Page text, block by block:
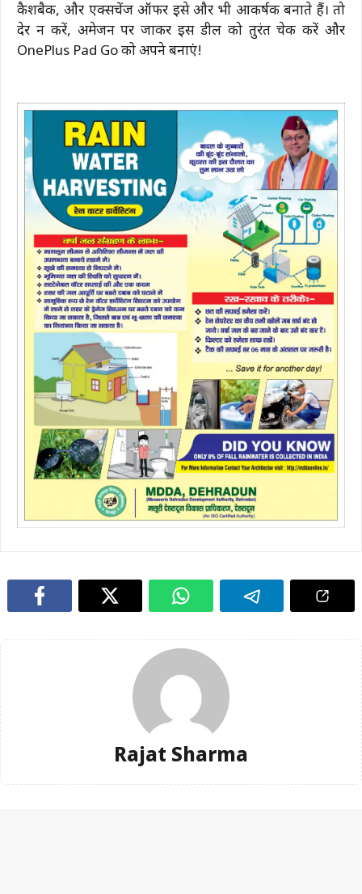
कैशबैक, और एक्सचेंज ऑफर इसे और भी आकर्षक बनाते हैं। तो
देर न करें, अमेजन पर जाकर इस डील को तुरंत चेक करें और
OnePlus Pad Go को अपने बनाएं!
Rajat Sharma